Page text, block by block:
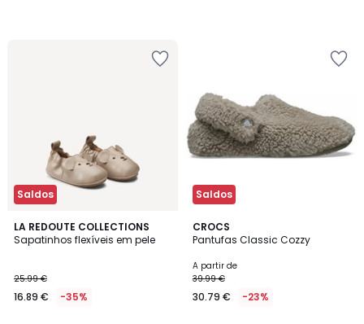
Saldos
LA REDOUTE COLLECTIONS
Sapatinhos flexíveis em pele
25.99 €
16.89 € -35%
5
/
Saldos
CROCS
Pantufas Classic Cozzy
A partir de
39.99 €
30.79 € -23%
2
Cores